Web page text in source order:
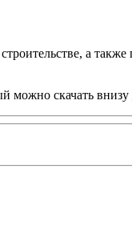
а также
можно скачать